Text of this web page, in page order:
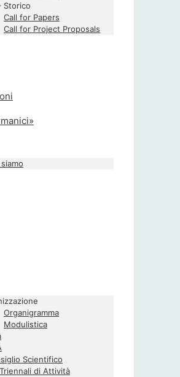
Storico
Call for Papers
Call for Project Proposals
Organigramma
Modulistica
Scientifico
di Attività